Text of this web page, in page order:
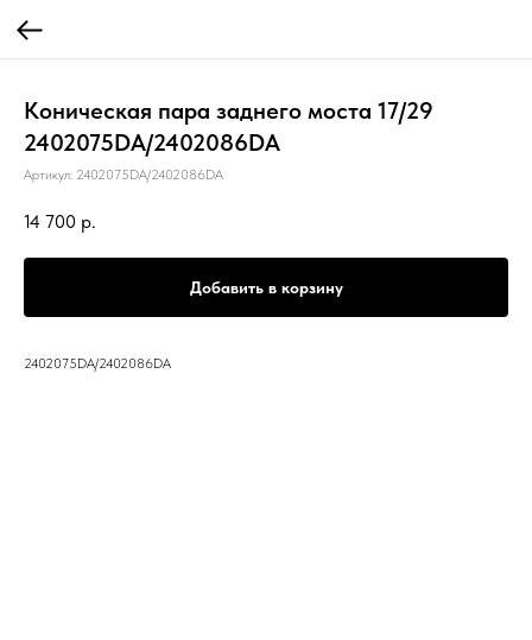
Коническая пара заднего моста 17/29
2402075DA/2402086DA
Артикул: 2402075DA/2402086DA
14 700 р.
Добавить в корзину
2402075DA/2402086DA